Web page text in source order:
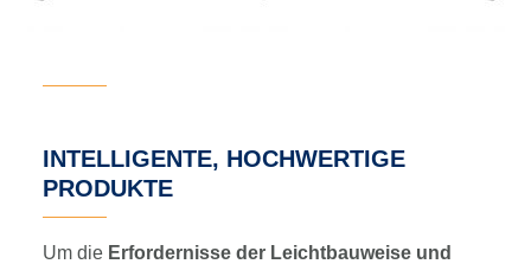
INTELLIGENTE, HOCHWERTIGE
PRODUKTE
Um die Erfordernisse der Leichtbauweise und